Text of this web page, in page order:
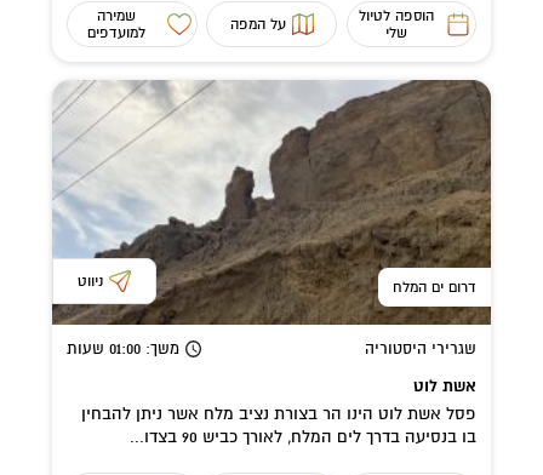
הוספה לטיול
שלי
על המפה
שמירה
למועדפים
דרום ים המלח ניווט
שגרירי היסטוריה משך: 01:00 שעות
אשת לוט
פסל אשת לוט הינו הר בצורת נציב מלח אשר ניתן להבחין
בו בנסיעה בדרך לים המלח, לאורך כביש 90 בצדו...